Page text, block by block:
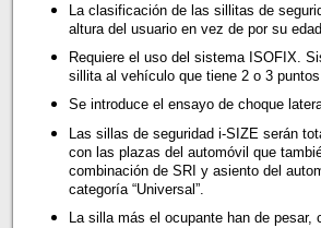
La clasificación de las sillitas de
altura del usuario en vez de por su
Requiere el uso del sistema ISOFIX.
sillita al vehículo que tiene 2 o 3
Se introduce el ensayo de choque
Las sillas de seguridad i-SIZE serán
con las plazas del automóvil que
combinación de SRI y asiento del
categoría “Universal”.
La silla más el ocupante han de pesar,